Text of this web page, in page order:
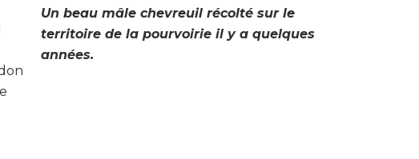
Un beau mâle chevreuil récolté sur le
territoire de la pourvoirie il y a quelques
années.